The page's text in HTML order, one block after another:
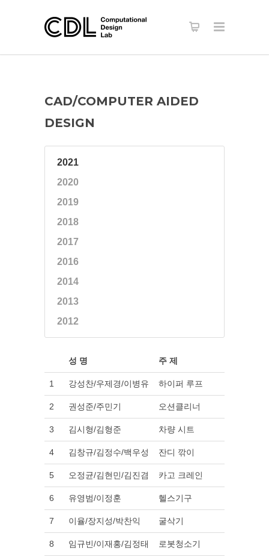
CAD/COMPUTER AIDED
DESIGN
2021
2020
2019
2018
2017
2016
2014
2013
2012
성 명 주 제
1 강성찬/우제경/이병유 하이퍼 루프
2 권성준/주민기 오션클리너
3 김시형/김형준 차량 시트
4 김창규/김정수/백우성 잔디 깎이
5 오정균/김현민/김진겸 카고 크레인
6 유영범/이정훈 헬스기구
7 이율/장지성/박찬익 굴삭기
8 임규빈/이재홍/김정태 로봇청소기